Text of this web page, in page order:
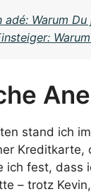
adé: Warum
stand ich
Kreditkarte,
ich fest, dass
– trotz